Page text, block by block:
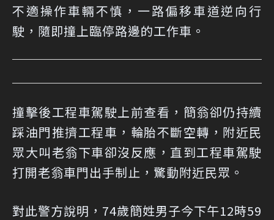
不適操作車輛不慎，一路偏移車道逆向行
駛，隨即撞上臨停路邊的工作車。
撞擊後工程車駕駛上前查看，簡翁卻仍持續
踩油門推擠工程車，輪胎不斷空轉，附近民
眾大叫老翁下車卻沒反應，直到工程車駕駛
打開老翁車門出手制止，驚動附近民眾。
對此警方說明，74歲簡姓男子今下午12時59